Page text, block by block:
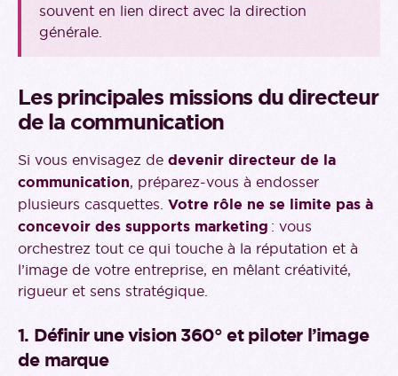
souvent en lien direct avec la direction
générale.
Les principales missions du directeur
de la communication
Si vous envisagez de devenir directeur de la
communication, préparez-vous à endosser
plusieurs casquettes. Votre rôle ne se limite pas à
concevoir des supports marketing : vous
orchestrez tout ce qui touche à la réputation et à
l’image de votre entreprise, en mêlant créativité,
rigueur et sens stratégique.
1. Définir une vision 360° et piloter l’image
de marque